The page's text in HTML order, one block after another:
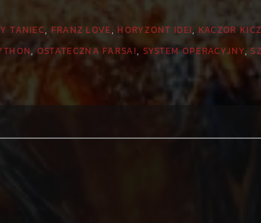
TANIEC, FRANZ LOVE, HORYZONT IDEI, KACZOR
,OSTATECZNA FARSA!, SYSTEM OPERACYJNY,